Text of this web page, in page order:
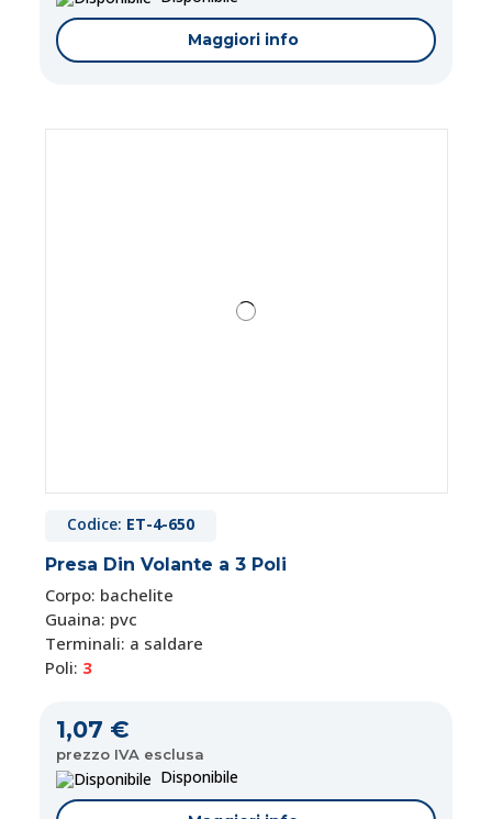
Maggiori info
Codice: ET-4-650
Presa Din Volante a 3 Poli
Corpo: bachelite
Guaina: pvc
Terminali: a saldare
Poli: 3
1,07 €
prezzo IVA esclusa
Disponibile